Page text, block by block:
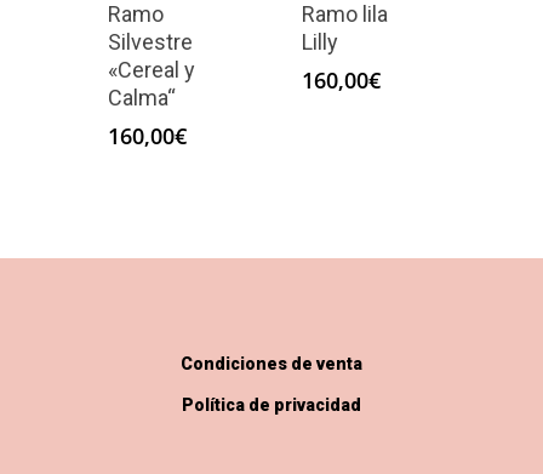
Ramo
Silvestre
«Cereal y
Calma“
160,00€
Ramo lila
Lilly
160,00€
Condiciones de venta
Política de privacidad